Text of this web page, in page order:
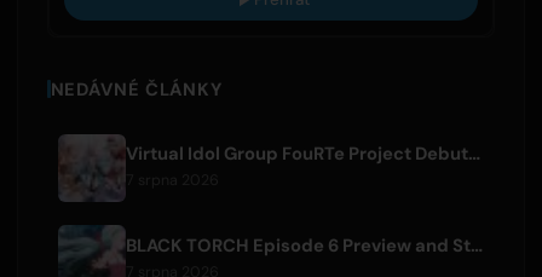
NEDÁVNÉ ČLÁNKY
Virtual Idol Group FouRTe Project Debuts with 'ALL IN' Album Produced by m-flo's ☆Taku Takahashi
BLACK TORCH Episode 6 Preview and Streaming Details